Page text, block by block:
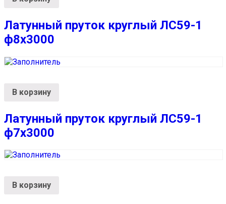
Латунный пруток круглый ЛС59-1
ф8х3000
В корзину
Латунный пруток круглый ЛС59-1
ф7х3000
В корзину